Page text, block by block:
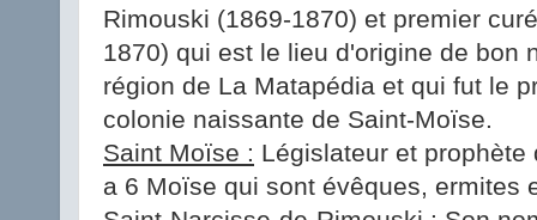
Rimouski (1869-1870) et premier
1870) qui est le lieu d'origine de bon
région de La Matapédia et qui fut le
colonie naissante de Saint-Moïse.
Saint Moïse : Législateur et prophète
a 6 Moïse qui sont évêques, ermites